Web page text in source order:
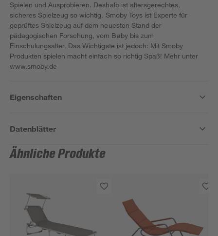
Spielen und Ausprobieren. Deshalb ist altersgerechtes,
sicheres Spielzeug so wichtig. Smoby Toys ist Experte für
geprüftes Spielzeug auf dem neuesten Stand der
pädagogischen Forschung, vom Baby bis zum
Einschulungsalter. Das Wichtigste ist jedoch: Mit Smoby
Produkten spielen macht einfach so richtig Spaß! Mehr unter
www.smoby.de
Eigenschaften
Datenblätter
Ähnliche Produkte